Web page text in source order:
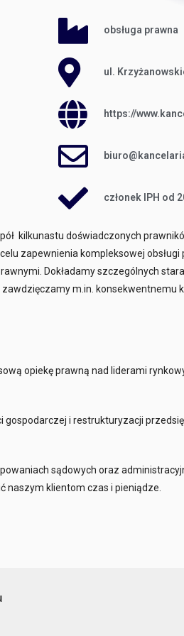
obsługa prawna
ul.
https://
członek IPH od
kilkunastu doświadczonych
zapewnienia kompleksowej
Dokładamy szczególnych
m.in. konsekwentnemu
opiekę prawną nad liderami
i restrukturyzacji
sądowych oraz
naszym klientom czas i pieniądze.